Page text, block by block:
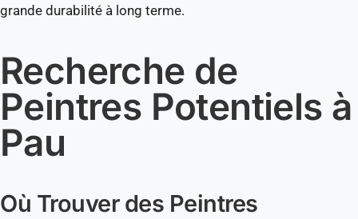
grande durabilité à long terme.
Recherche de
Peintres Potentiels à
Pau
Où Trouver des Peintres